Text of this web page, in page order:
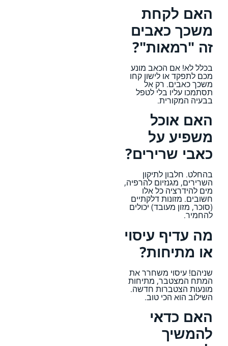
האם לקחת
משכך כאבים
זה "רמאות"?
בכלל לא! אם הכאב מונע
מכם לתפקד או לישון קחו
משכך כאבים. רק אל
תסתמכו עליו בלי לטפל
בבעיה המקורית.
האם אוכל
משפיע על
כאבי שרירים?
בהחלט. חלבון לתיקון
השרירים, מגנזיום להרפיה,
מים להידרציה כל אלו
חשובים. מזונות דלקתיים
(סוכר, מזון מעובד) יכולים
להחמיר.
מה עדיף עיסוי
או מתיחות?
שניהם! עיסוי משחרר את
המתח המצטבר, מתיחות
מונעות הצטברות חדשה.
השילוב הוא הכי טוב.
האם כדאי
להמשיך